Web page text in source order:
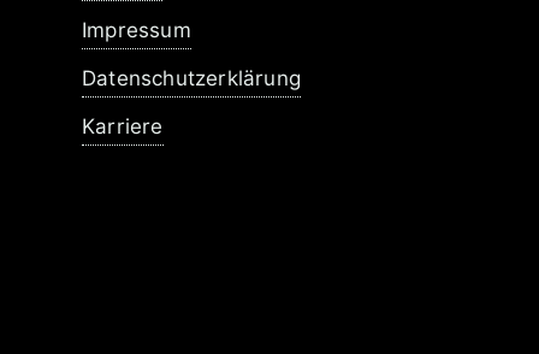
Impressum
Datenschutzerklärung
Karriere